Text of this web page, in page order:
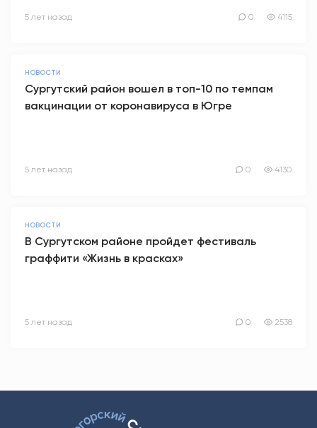
5 лет назад 0 4115
НОВОСТИ
Сургутский район вошел в топ-10 по темпам
вакцинации от коронавируса в Югре
5 лет назад 0 4130
НОВОСТИ
В Сургутском районе пройдет фестиваль
граффити «Жизнь в красках»
5 лет назад 0 2538